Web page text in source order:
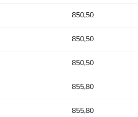
850,50
850,50
850,50
855,80
855,80